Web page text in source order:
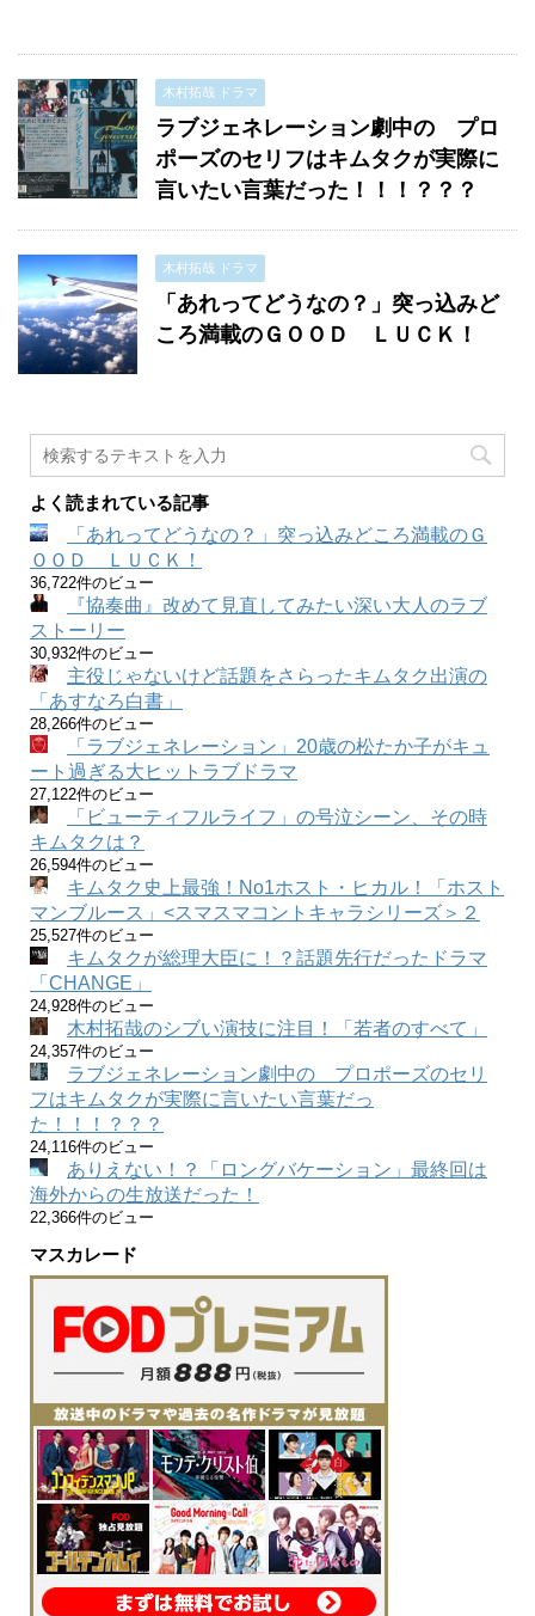
木村拓哉 ドラマ
ラブジェネレーション劇中の プロ
ポーズのセリフはキムタクが実際に
言いたい言葉だった！！！？？？
木村拓哉 ドラマ
「あれってどうなの？」突っ込みど
ころ満載のＧＯＯＤ ＬＵＣＫ！
よく読まれている記事
「あれってどうなの？」突っ込みどころ満載のＧ
ＯＯＤ ＬＵＣＫ！
36,722件のビュー
『協奏曲』改めて見直してみたい深い大人のラブ
ストーリー
30,932件のビュー
主役じゃないけど話題をさらったキムタク出演の
「あすなろ白書」
28,266件のビュー
「ラブジェネレーション」20歳の松たか子がキュ
ート過ぎる大ヒットラブドラマ
27,122件のビュー
「ビューティフルライフ」の号泣シーン、その時
キムタクは？
26,594件のビュー
キムタク史上最強！No1ホスト・ヒカル！「ホスト
マンブルース」<スマスマコントキャラシリーズ＞２
25,527件のビュー
キムタクが総理大臣に！？話題先行だったドラマ
「CHANGE」
24,928件のビュー
木村拓哉のシブい演技に注目！「若者のすべて」
24,357件のビュー
ラブジェネレーション劇中の プロポーズのセリ
フはキムタクが実際に言いたい言葉だっ
た！！！？？？
24,116件のビュー
ありえない！？「ロングバケーション」最終回は
海外からの生放送だった！
22,366件のビュー
マスカレード